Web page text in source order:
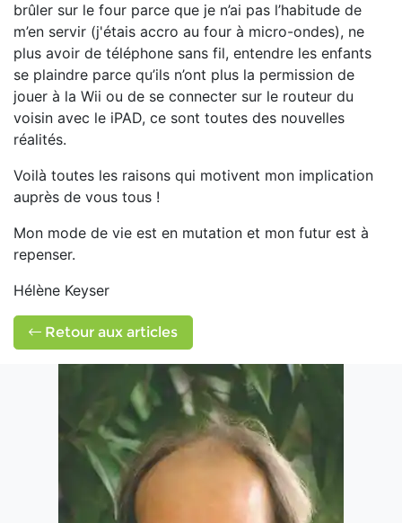
brûler sur le four parce que je n’ai pas l’habitude de
m’en servir (j'étais accro au four à micro-ondes), ne
plus avoir de téléphone sans fil, entendre les enfants
se plaindre parce qu’ils n’ont plus la permission de
jouer à la Wii ou de se connecter sur le routeur du
voisin avec le iPAD, ce sont toutes des nouvelles
réalités.
Voilà toutes les raisons qui motivent mon implication
auprès de vous tous !
Mon mode de vie est en mutation et mon futur est à
repenser.
Hélène Keyser
Retour aux articles